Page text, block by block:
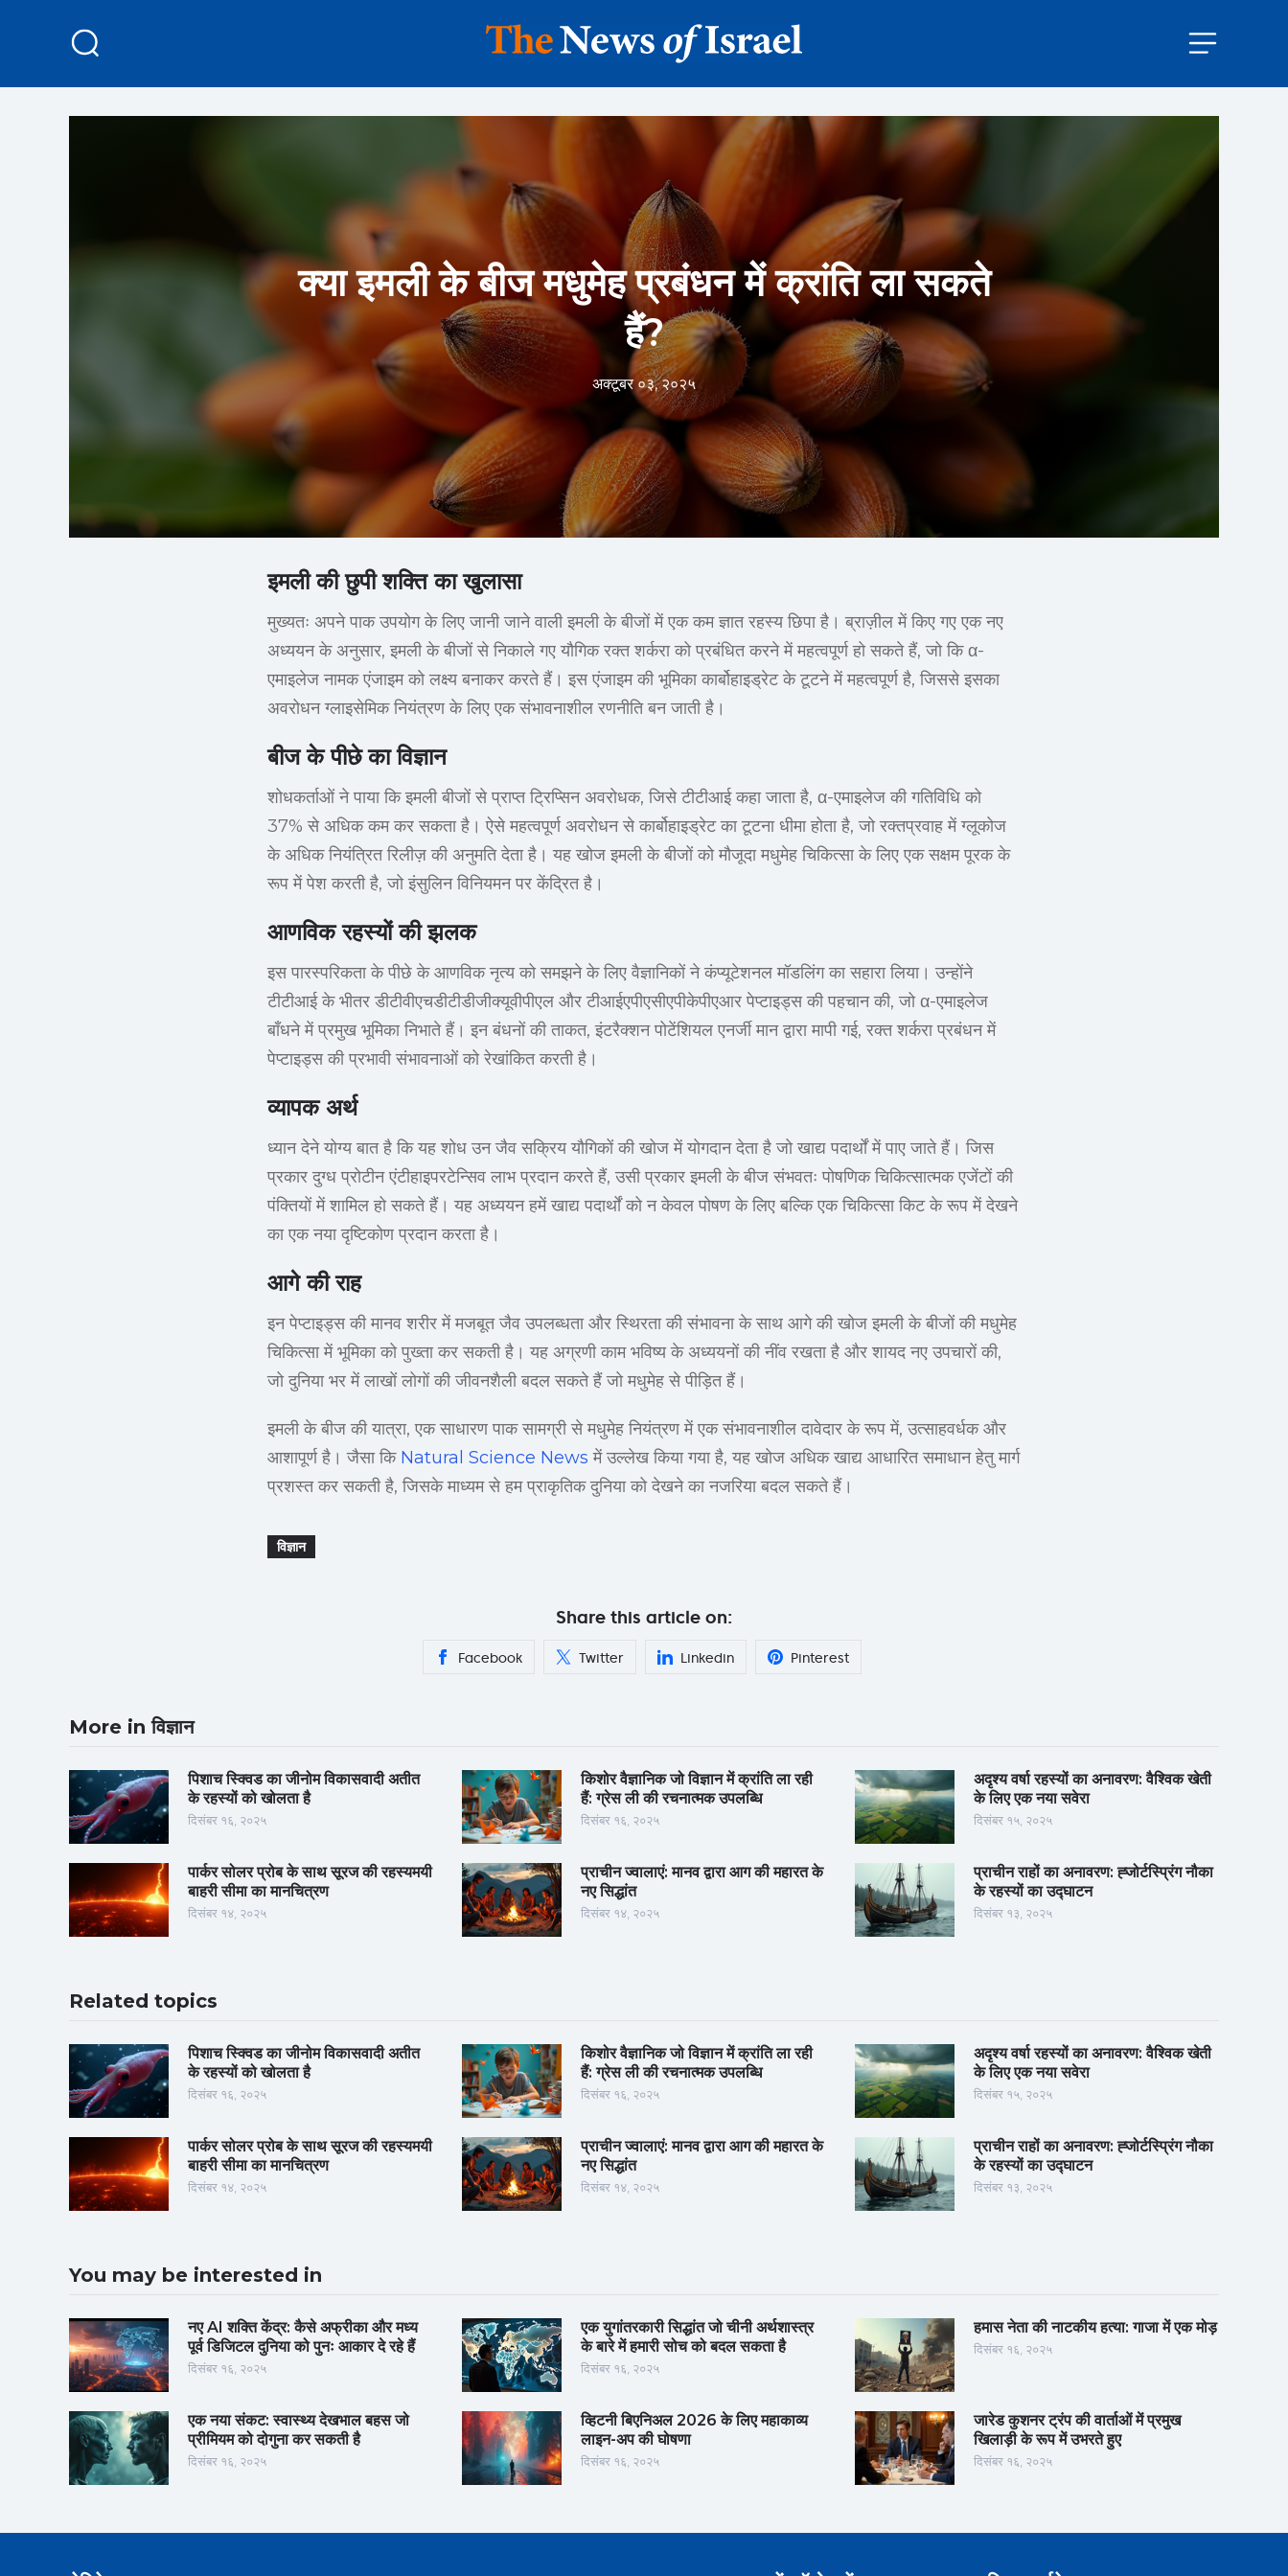
क्या इमली के बीज मधुमेह प्रबंधन में क्रांति ला सकते
हैं?
अक्टूबर ०३, २०२५
इमली की छुपी शक्ति का खुलासा
मुख्यतः अपने पाक उपयोग के लिए जानी जाने वाली इमली के बीजों में एक कम ज्ञात रहस्य छिपा है। ब्राज़ील में किए गए एक नए
अध्ययन के अनुसार, इमली के बीजों से निकाले गए यौगिक रक्त शर्करा को प्रबंधित करने में महत्वपूर्ण हो सकते हैं, जो कि α-
एमाइलेज नामक एंजाइम को लक्ष्य बनाकर करते हैं। इस एंजाइम की भूमिका कार्बोहाइड्रेट के टूटने में महत्वपूर्ण है, जिससे इसका
अवरोधन ग्लाइसेमिक नियंत्रण के लिए एक संभावनाशील रणनीति बन जाती है।
बीज के पीछे का विज्ञान
शोधकर्ताओं ने पाया कि इमली बीजों से प्राप्त ट्रिप्सिन अवरोधक, जिसे टीटीआई कहा जाता है, α-एमाइलेज की गतिविधि को
37% से अधिक कम कर सकता है। ऐसे महत्वपूर्ण अवरोधन से कार्बोहाइड्रेट का टूटना धीमा होता है, जो रक्तप्रवाह में ग्लूकोज
के अधिक नियंत्रित रिलीज़ की अनुमति देता है। यह खोज इमली के बीजों को मौजूदा मधुमेह चिकित्सा के लिए एक सक्षम पूरक के
रूप में पेश करती है, जो इंसुलिन विनियमन पर केंद्रित है।
आणविक रहस्यों की झलक
इस पारस्परिकता के पीछे के आणविक नृत्य को समझने के लिए वैज्ञानिकों ने कंप्यूटेशनल मॉडलिंग का सहारा लिया। उन्होंने
टीटीआई के भीतर डीटीवीएचडीटीडीजीक्यूवीपीएल और टीआईएपीएसीएपीकेपीएआर पेप्टाइड्स की पहचान की, जो α-एमाइलेज
बाँधने में प्रमुख भूमिका निभाते हैं। इन बंधनों की ताकत, इंटरैक्शन पोटेंशियल एनर्जी मान द्वारा मापी गई, रक्त शर्करा प्रबंधन में
पेप्टाइड्स की प्रभावी संभावनाओं को रेखांकित करती है।
व्यापक अर्थ
ध्यान देने योग्य बात है कि यह शोध उन जैव सक्रिय यौगिकों की खोज में योगदान देता है जो खाद्य पदार्थों में पाए जाते हैं। जिस
प्रकार दुग्ध प्रोटीन एंटीहाइपरटेन्सिव लाभ प्रदान करते हैं, उसी प्रकार इमली के बीज संभवतः पोषणिक चिकित्सात्मक एजेंटों की
पंक्तियों में शामिल हो सकते हैं। यह अध्ययन हमें खाद्य पदार्थों को न केवल पोषण के लिए बल्कि एक चिकित्सा किट के रूप में देखने
का एक नया दृष्टिकोण प्रदान करता है।
आगे की राह
इन पेप्टाइड्स की मानव शरीर में मजबूत जैव उपलब्धता और स्थिरता की संभावना के साथ आगे की खोज इमली के बीजों की मधुमेह
चिकित्सा में भूमिका को पुख्ता कर सकती है। यह अग्रणी काम भविष्य के अध्ययनों की नींव रखता है और शायद नए उपचारों की,
जो दुनिया भर में लाखों लोगों की जीवनशैली बदल सकते हैं जो मधुमेह से पीड़ित हैं।
इमली के बीज की यात्रा, एक साधारण पाक सामग्री से मधुमेह नियंत्रण में एक संभावनाशील दावेदार के रूप में, उत्साहवर्धक और
आशापूर्ण है। जैसा कि Natural Science News में उल्लेख किया गया है, यह खोज अधिक खाद्य आधारित समाधान हेतु मार्ग
प्रशस्त कर सकती है, जिसके माध्यम से हम प्राकृतिक दुनिया को देखने का नजरिया बदल सकते हैं।
विज्ञान
Share this article on:
Facebook Twitter Linkedin Pinterest
More in विज्ञान
पिशाच स्क्विड का जीनोम विकासवादी अतीत
के रहस्यों को खोलता है
दिसंबर १६, २०२५
किशोर वैज्ञानिक जो विज्ञान में क्रांति ला रही
हैं: ग्रेस ली की रचनात्मक उपलब्धि
दिसंबर १६, २०२५
अदृश्य वर्षा रहस्यों का अनावरण: वैश्विक खेती
के लिए एक नया सवेरा
दिसंबर १५, २०२५
पार्कर सोलर प्रोब के साथ सूरज की रहस्यमयी
बाहरी सीमा का मानचित्रण
दिसंबर १४, २०२५
प्राचीन ज्वालाएं: मानव द्वारा आग की महारत के
नए सिद्धांत
दिसंबर १४, २०२५
प्राचीन राहों का अनावरण: ह्जोर्टस्प्रिंग नौका
के रहस्यों का उद्घाटन
दिसंबर १३, २०२५
Related topics
पिशाच स्क्विड का जीनोम विकासवादी अतीत
के रहस्यों को खोलता है
दिसंबर १६, २०२५
किशोर वैज्ञानिक जो विज्ञान में क्रांति ला रही
हैं: ग्रेस ली की रचनात्मक उपलब्धि
दिसंबर १६, २०२५
अदृश्य वर्षा रहस्यों का अनावरण: वैश्विक खेती
के लिए एक नया सवेरा
दिसंबर १५, २०२५
पार्कर सोलर प्रोब के साथ सूरज की रहस्यमयी
बाहरी सीमा का मानचित्रण
दिसंबर १४, २०२५
प्राचीन ज्वालाएं: मानव द्वारा आग की महारत के
नए सिद्धांत
दिसंबर १४, २०२५
प्राचीन राहों का अनावरण: ह्जोर्टस्प्रिंग नौका
के रहस्यों का उद्घाटन
दिसंबर १३, २०२५
You may be interested in
नए AI शक्ति केंद्र: कैसे अफ्रीका और मध्य
पूर्व डिजिटल दुनिया को पुनः आकार दे रहे हैं
दिसंबर १६, २०२५
एक युगांतरकारी सिद्धांत जो चीनी अर्थशास्त्र
के बारे में हमारी सोच को बदल सकता है
दिसंबर १६, २०२५
हमास नेता की नाटकीय हत्या: गाजा में एक मोड़
दिसंबर १६, २०२५
एक नया संकट: स्वास्थ्य देखभाल बहस जो
प्रीमियम को दोगुना कर सकती है
दिसंबर १६, २०२५
व्हिटनी बिएनिअल 2026 के लिए महाकाव्य
लाइन-अप की घोषणा
दिसंबर १६, २०२५
जारेड कुशनर ट्रंप की वार्ताओं में प्रमुख
खिलाड़ी के रूप में उभरते हुए
दिसंबर १६, २०२५